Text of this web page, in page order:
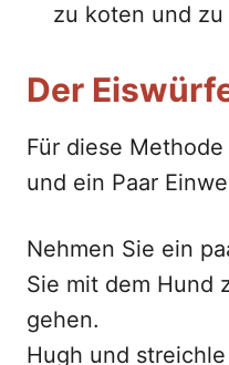
zu koten und
Der
Für diese
und ein Paar
Nehmen Sie ein
Sie mit dem Hund
gehen.
Hugh und